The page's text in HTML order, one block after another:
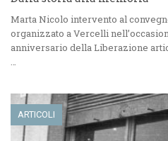
Marta Nicolo intervento al
organizzato a Vercelli
anniversario della Liberazione
…
ARTICOLI